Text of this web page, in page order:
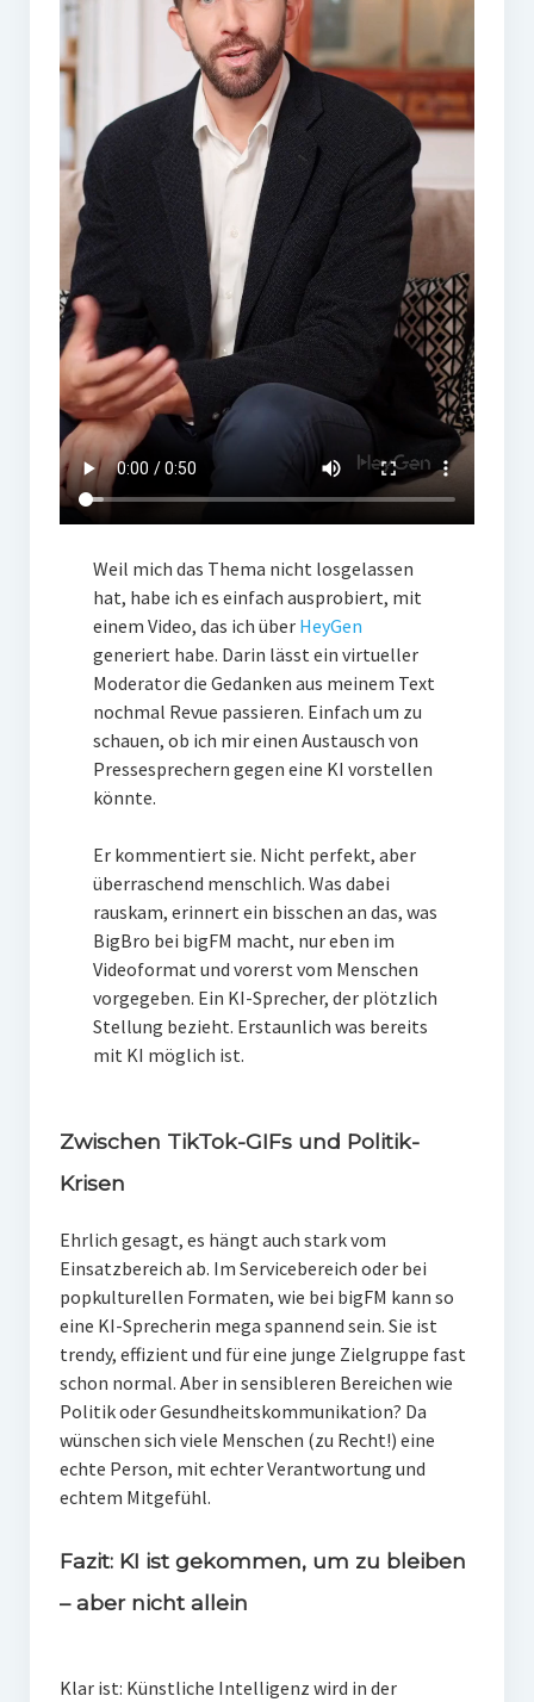
Weil mich das Thema nicht losgelassen
hat, habe ich es einfach ausprobiert, mit
einem Video, das ich über HeyGen
generiert habe. Darin lässt ein virtueller
Moderator die Gedanken aus meinem Text
nochmal Revue passieren. Einfach um zu
schauen, ob ich mir einen Austausch von
Pressesprechern gegen eine KI vorstellen
könnte.
Er kommentiert sie. Nicht perfekt, aber
überraschend menschlich. Was dabei
rauskam, erinnert ein bisschen an das, was
BigBro bei bigFM macht, nur eben im
Videoformat und vorerst vom Menschen
vorgegeben. Ein KI-Sprecher, der plötzlich
Stellung bezieht. Erstaunlich was bereits
mit KI möglich ist.
Zwischen TikTok-GIFs und Politik-
Krisen
Ehrlich gesagt, es hängt auch stark vom
Einsatzbereich ab. Im Servicebereich oder bei
popkulturellen Formaten, wie bei bigFM kann so
eine KI-Sprecherin mega spannend sein. Sie ist
trendy, effizient und für eine junge Zielgruppe fast
schon normal. Aber in sensibleren Bereichen wie
Politik oder Gesundheitskommunikation? Da
wünschen sich viele Menschen (zu Recht!) eine
echte Person, mit echter Verantwortung und
echtem Mitgefühl.
Fazit: KI ist gekommen, um zu bleiben
– aber nicht allein
Klar ist: Künstliche Intelligenz wird in der